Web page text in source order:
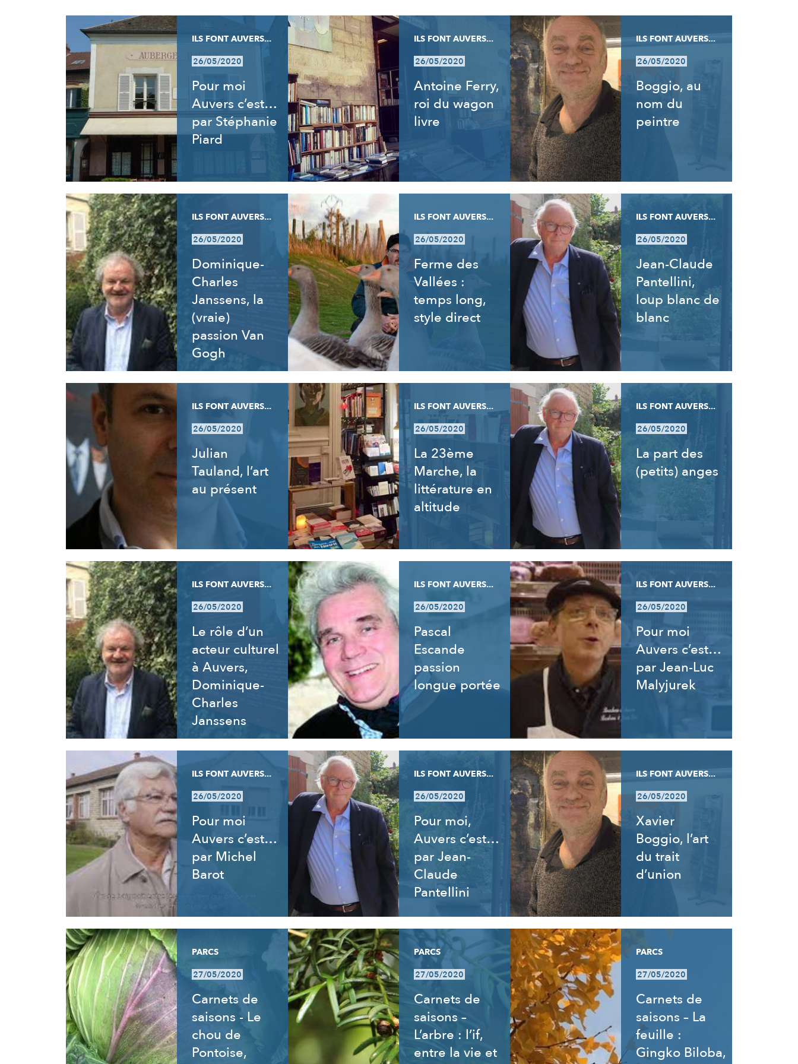
RÉSULTATS
ILS FONT AUVERS...
26/05/2020
Pour moi
Auvers c’est…
par Stéphanie
Piard
ILS FONT AUVERS...
26/05/2020
Antoine Ferry,
roi du wagon
livre
ILS FONT AUVERS...
26/05/2020
Boggio, au
nom du
peintre
ILS FONT AUVERS...
26/05/2020
Dominique-
Charles
Janssens, la
(vraie)
passion Van
Gogh
ILS FONT AUVERS...
26/05/2020
Ferme des
Vallées :
temps long,
style direct
ILS FONT AUVERS...
26/05/2020
Jean-Claude
Pantellini,
loup blanc de
blanc
ILS FONT AUVERS...
26/05/2020
Julian
Tauland, l’art
au présent
ILS FONT AUVERS...
26/05/2020
La 23ème
Marche, la
littérature en
altitude
ILS FONT AUVERS...
26/05/2020
La part des
(petits) anges
ILS FONT AUVERS...
26/05/2020
Le rôle d’un
acteur culturel
à Auvers,
Dominique-
Charles
Janssens
ILS FONT AUVERS...
26/05/2020
Pascal
Escande
passion
longue portée
ILS FONT AUVERS...
26/05/2020
Pour moi
Auvers c’est…
par Jean-Luc
Malyjurek
ILS FONT AUVERS...
26/05/2020
Pour moi
Auvers c’est…
par Michel
Barot
ILS FONT AUVERS...
26/05/2020
Pour moi,
Auvers c’est…
par Jean-
Claude
Pantellini
ILS FONT AUVERS...
26/05/2020
Xavier
Boggio, l’art
du trait
d’union
PARCS
27/05/2020
Carnets de
saisons - Le
chou de
Pontoise,
PARCS
27/05/2020
Carnets de
saisons –
L’arbre : l’if,
entre la vie et
PARCS
27/05/2020
Carnets de
saisons – La
feuille :
Gingko Biloba,